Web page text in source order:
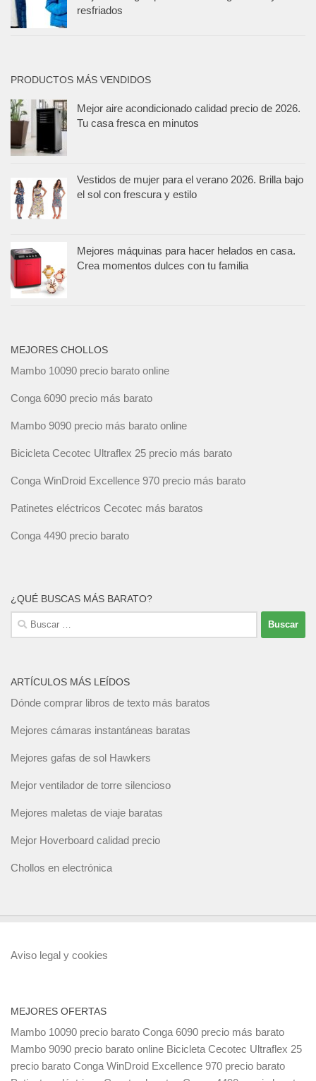
resfriados
PRODUCTOS MÁS VENDIDOS
Mejor aire acondicionado calidad precio de 2026.
Tu casa fresca en minutos
Vestidos de mujer para el verano 2026. Brilla bajo
el sol con frescura y estilo
Mejores máquinas para hacer helados en casa.
Crea momentos dulces con tu familia
MEJORES CHOLLOS
Mambo 10090 precio barato online
Conga 6090 precio más barato
Mambo 9090 precio más barato online
Bicicleta Cecotec Ultraflex 25 precio más barato
Conga WinDroid Excellence 970 precio más barato
Patinetes eléctricos Cecotec más baratos
Conga 4490 precio barato
¿QUÉ BUSCAS MÁS BARATO?
Buscar:
ARTÍCULOS MÁS LEÍDOS
Dónde comprar libros de texto más baratos
Mejores cámaras instantáneas baratas
Mejores gafas de sol Hawkers
Mejor ventilador de torre silencioso
Mejores maletas de viaje baratas
Mejor Hoverboard calidad precio
Chollos en electrónica
Aviso legal y cookies
MEJORES OFERTAS
Mambo 10090 precio barato Conga 6090 precio más barato
Mambo 9090 precio barato online Bicicleta Cecotec Ultraflex 25
precio barato Conga WinDroid Excellence 970 precio barato